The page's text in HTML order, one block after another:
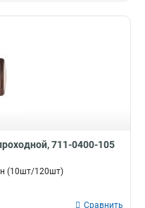
711-0400-105
(10шт/120шт)
Сравнить